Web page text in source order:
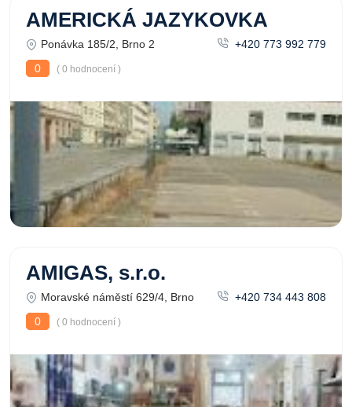
AMERICKÁ JAZYKOVKA
Ponávka 185/2, Brno 2
+420 773 992 779
0
( 0 hodnocení )
AMIGAS, s.r.o.
Moravské náměstí 629/4, Brno
+420 734 443 808
0
( 0 hodnocení )